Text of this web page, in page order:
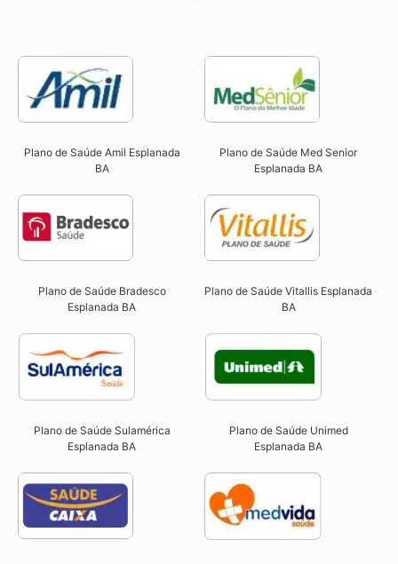
Plano de Saúde Amil Esplanada
BA
Plano de Saúde Med Senior
Esplanada BA
Plano de Saúde Bradesco
Esplanada BA
Plano de Saúde Vitallis Esplanada
BA
Plano de Saúde Sulamérica
Esplanada BA
Plano de Saúde Unimed
Esplanada BA